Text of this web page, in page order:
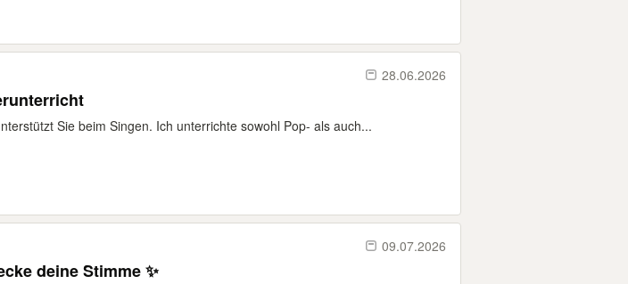
28.06.2026
Sie beim Singen. Ich unterrichte sowohl Pop- als auch...
09.07.2026
deine Stimme ✨